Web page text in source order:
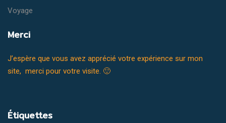
Voyage
Merci
J’espère que vous avez apprécié votre expérience sur mon
site, merci pour votre visite. 🙂
Étiquettes